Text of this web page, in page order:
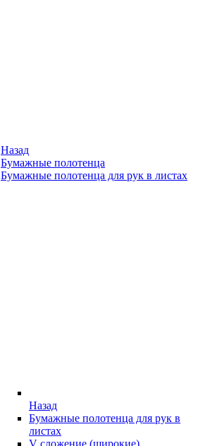
Назад
Бумажные полотенца
Бумажные полотенца для рук в листах
Назад
Бумажные полотенца для рук в
листах
V сложение (широкие)